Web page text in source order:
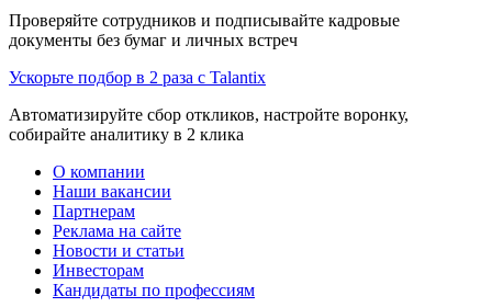
Проверяйте сотрудников и подписывайте кадровые
документы без бумаг и личных встреч
Ускорьте подбор в 2 раза с Talantix
Автоматизируйте сбор откликов, настройте воронку,
собирайте аналитику в 2 клика
О компании
Наши вакансии
Партнерам
Реклама на сайте
Новости и статьи
Инвесторам
Кандидаты по профессиям